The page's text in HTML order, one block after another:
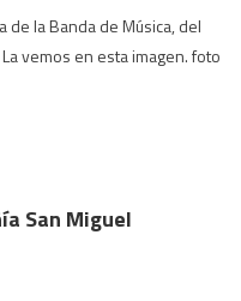
de la Banda de Música, del
vemos en esta imagen. foto
San Miguel